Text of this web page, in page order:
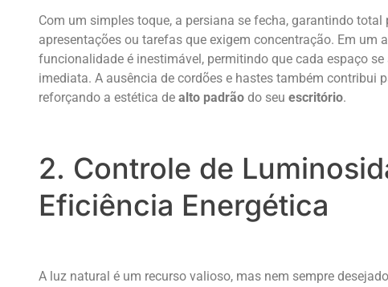
Com um simples toque, a persiana se fecha, garantindo total
apresentações ou tarefas que exigem concentração. Em um
funcionalidade é inestimável, permitindo que cada espaço
imediata. A ausência de cordões e hastes também contribui
reforçando a estética de alto padrão do seu escritório.
2. Controle de
Eficiência Energética
A luz natural é um recurso valioso, mas nem sempre